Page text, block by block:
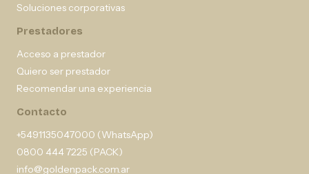
Soluciones corporativas
Prestadores
Acceso a prestador
Quiero ser prestador
Recomendar una experiencia
Contacto
+5491135047000 (WhatsApp)
0800 444 7225 (PACK)
info@goldenpack.com.ar